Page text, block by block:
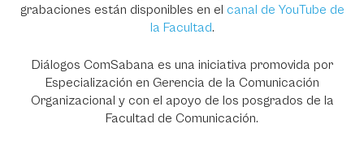
grabaciones están disponibles en el canal de YouTube de
la Facultad.
Diálogos ComSabana es una iniciativa promovida por
Especialización en Gerencia de la Comunicación
Organizacional y con el apoyo de los posgrados de la
Facultad de Comunicación.